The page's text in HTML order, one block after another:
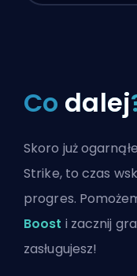
Co dalej
Skoro już
Strike, to czas
progres.
Boost i zacznij
zasługujesz!